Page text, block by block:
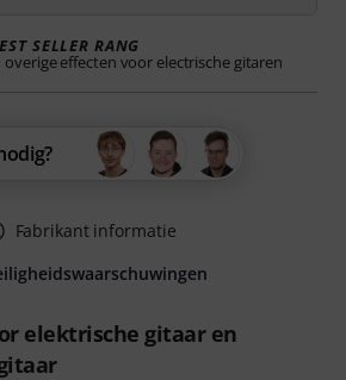
elektrische gitaar en
SELLER RANG
overige effecten voor electrische gitaren
Fabrikant informatie